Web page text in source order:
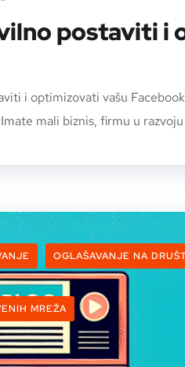
postaviti i
i optimizovati vašu
mali biznis, firmu u
OGLAŠAVANJE NA
MREŽA